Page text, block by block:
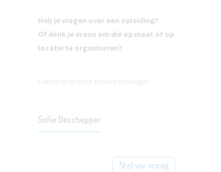
Heb je vragen over een opleiding?
Of denk je eraan om die op maat of op
locatie te organiseren?
Contacteer onze productmanager
Sofie Deschepper
Stel uw vraag